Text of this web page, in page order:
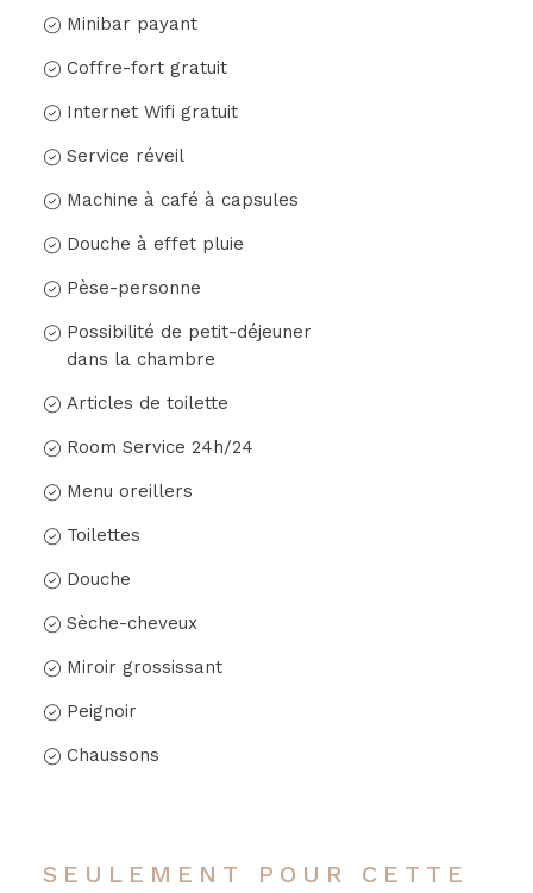
Minibar payant
Coffre-fort gratuit
Internet Wifi gratuit
Service réveil
Machine à café à capsules
Douche à effet pluie
Pèse-personne
Possibilité de petit-déjeuner
dans la chambre
Articles de toilette
Room Service 24h/24
Menu oreillers
Toilettes
Douche
Sèche-cheveux
Miroir grossissant
Peignoir
Chaussons
SEULEMENT POUR CETTE